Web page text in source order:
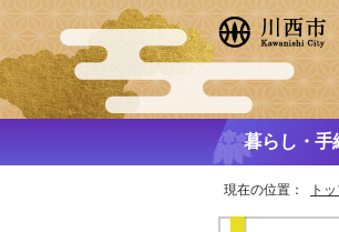
暮らし・手
現在の位置： ト